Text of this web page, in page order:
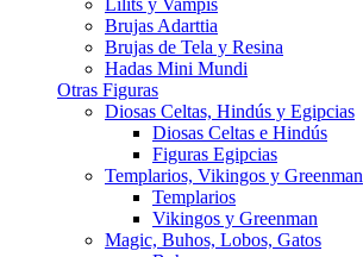
Lilits y Vampis
Brujas Adarttia
Brujas de Tela y Resina
Hadas Mini Mundi
Otras Figuras
Diosas Celtas, Hindús y Egipcias
Diosas Celtas e Hindús
Figuras Egipcias
Templarios, Vikingos y Greenman
Templarios
Vikingos y Greenman
Magic, Buhos, Lobos, Gatos